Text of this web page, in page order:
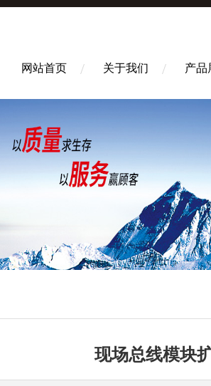
网站首页 关于我们 产品
现场总线模块